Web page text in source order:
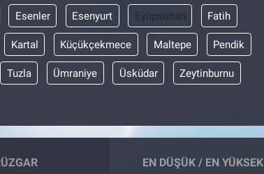
Esenler Esenyurt Eyüpsultan Fatih
Kartal Küçükçekmece Maltepe Pendik
Tuzla Ümraniye Üsküdar Zeytinburnu
EN DÜŞÜK / EN YÜKSEK